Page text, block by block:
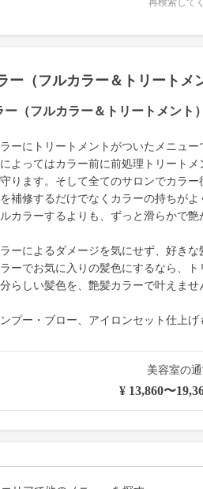
再検索して
ー（フルカラー＆トリートメ
ー（フルカラー＆トリートメント
ーにトリートメントがついたメニュー
よってはカラー前に前処理トリート
ります。そして全てのサロンでカラ
補修するだけでなくカラーの持ちがよ
カラーするよりも、ずっと滑らかで艶
ーによるダメージを気にせず、好きな
ーでお気に入りの髪色にするなら、ト
らしい髪色を、艶髪カラーで叶えませ
プー・ブロー、アイロンセット仕上げ
美容室の
¥ 13,860〜